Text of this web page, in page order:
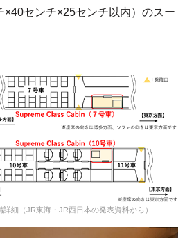
×40センチ×25センチ以内）のスー
細（JR東海・JR西日本の発表資料から）